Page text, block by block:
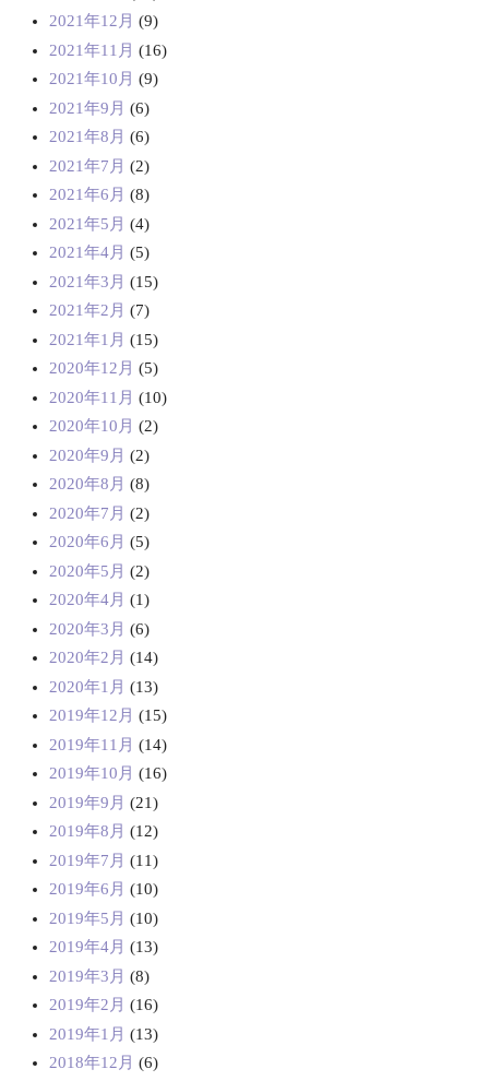
2021年12月 (9)
2021年11月 (16)
2021年10月 (9)
2021年9月 (6)
2021年8月 (6)
2021年7月 (2)
2021年6月 (8)
2021年5月 (4)
2021年4月 (5)
2021年3月 (15)
2021年2月 (7)
2021年1月 (15)
2020年12月 (5)
2020年11月 (10)
2020年10月 (2)
2020年9月 (2)
2020年8月 (8)
2020年7月 (2)
2020年6月 (5)
2020年5月 (2)
2020年4月 (1)
2020年3月 (6)
2020年2月 (14)
2020年1月 (13)
2019年12月 (15)
2019年11月 (14)
2019年10月 (16)
2019年9月 (21)
2019年8月 (12)
2019年7月 (11)
2019年6月 (10)
2019年5月 (10)
2019年4月 (13)
2019年3月 (8)
2019年2月 (16)
2019年1月 (13)
2018年12月 (6)